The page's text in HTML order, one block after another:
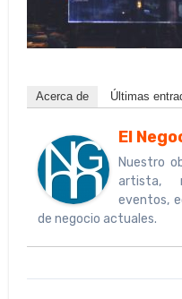
Acerca de Últimas
El
Nuestro
artista,
eventos,
de negocio actuales.